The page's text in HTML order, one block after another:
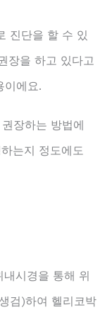
진단을 할 수 있
장을 하고 있다고
이에요.
장하는 방법에
는지 정도에도
시경을 통해 위
검)하여 헬리코박